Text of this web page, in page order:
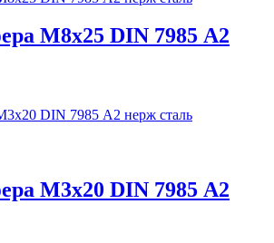
М8х25 DIN 7985 А2
М3х20 DIN 7985 А2